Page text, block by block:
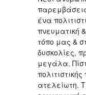
ένα
πνευματική
τόπο μας &
δυσκολίες,
μεγάλα.
ατελείωτη.